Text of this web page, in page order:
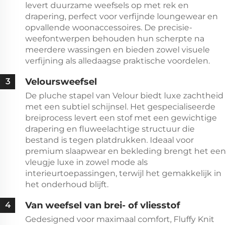
levert duurzame weefsels op met rek en
drapering, perfect voor verfijnde loungewear en
opvallende woonaccessoires. De precisie-
weefontwerpen behouden hun scherpte na
meerdere wassingen en bieden zowel visuele
verfijning als alledaagse praktische voordelen.
3 Veloursweefsel
De pluche stapel van Velour biedt luxe zachtheid
met een subtiel schijnsel. Het gespecialiseerde
breiprocess levert een stof met een gewichtige
drapering en fluweelachtige structuur die
bestand is tegen platdrukken. Ideaal voor
premium slaapwear en bekleding brengt het een
vleugje luxe in zowel mode als
interieurtoepassingen, terwijl het gemakkelijk in
het onderhoud blijft.
4 Van weefsel van brei- of vliesstof
Gedesigned voor maximaal comfort, Fluffy Knit